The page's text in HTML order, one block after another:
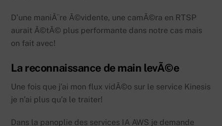
D’une maniÃ¨re Ã©vidente, une camÃ©ra en RTSP
aurait Ã©tÃ© plus performante dans notre cas mais
on fait avec!
La reconnaissance de main levÃ©e
Une fois que j’ai mon flux vidÃ©o sur le service Kinesis
je n’ai plus qu’a le traiter!
Dans la panoplie des services IA AWS je demande